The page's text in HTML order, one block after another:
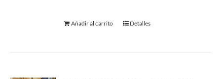
Añadir al carrito Detalles